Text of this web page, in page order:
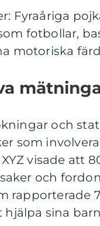
Fyraåriga
fotbollar,
motoriska
och
som
visade att
och
rapporterade
hjälpa sina